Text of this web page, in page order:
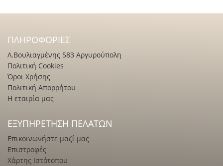
ΠΛΗΡΟΦΟΡΊΕΣ
Λ.Βουλιαγμένης 583 Αργυρούπολη
Πολιτική Cookies
Όροι Χρήσης
Πολιτική Απορρήτου
Η εταιρία μας
ΕΞΥΠΗΡΈΤΗΣΗ ΠΕΛΑΤΏΝ
Επικοινωνήστε μαζί μας
Επιστροφές
Χάρτης Ιστότοπου